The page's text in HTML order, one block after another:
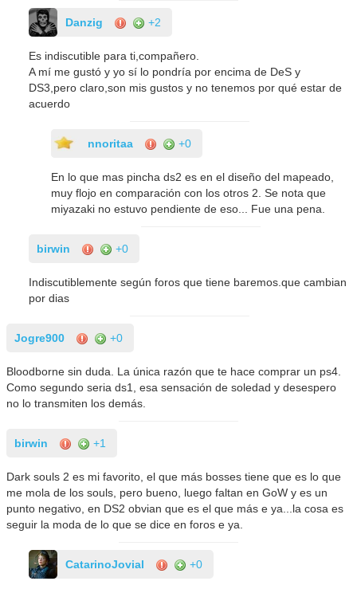
Danzig +2
Es indiscutible para ti,compañero.
A mí me gustó y yo sí lo pondría por encima de DeS y
DS3,pero claro,son mis gustos y no tenemos por qué estar de
acuerdo
nnoritaa +0
En lo que mas pincha ds2 es en el diseño del mapeado,
muy flojo en comparación con los otros 2. Se nota que
miyazaki no estuvo pendiente de eso... Fue una pena.
birwin +0
Indiscutiblemente según foros que tiene baremos.que cambian
por dias
Jogre900 +0
Bloodborne sin duda. La única razón que te hace comprar un ps4.
Como segundo seria ds1, esa sensación de soledad y desespero
no lo transmiten los demás.
birwin +1
Dark souls 2 es mi favorito, el que más bosses tiene que es lo que
me mola de los souls, pero bueno, luego faltan en GoW y es un
punto negativo, en DS2 obvian que es el que más e ya...la cosa es
seguir la moda de lo que se dice en foros e ya.
CatarinoJovial +0